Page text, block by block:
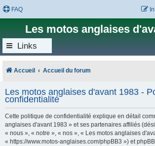
FAQ
Les motos anglaises
Links
Accueil Accueil du forum
Les motos anglaises d'avant 1983 -
confidentialité
Cette politique de confidentialité explique en détail
anglaises d'avant 1983 » et ses partenaires affiliés
« nous », « notre », « nos », « Les motos anglaises
« https://www.motos-anglaises.com/phpBB3 ») et